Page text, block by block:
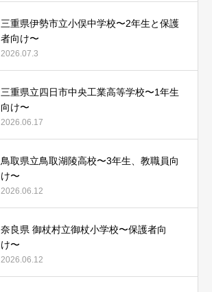
三重県伊勢市立小俣中学校〜2年生と保護
者向け〜
2026.07.3
三重県立四日市中央工業高等学校〜1年生
向け〜
2026.06.17
鳥取県立鳥取湖陵高校〜3年生、教職員向
け〜
2026.06.12
奈良県 御杖村立御杖小学校〜保護者向
け〜
2026.06.12